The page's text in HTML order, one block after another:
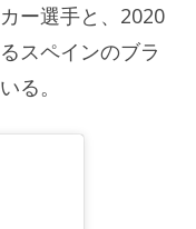
ー選手と、2020
スペインのブラ
る。